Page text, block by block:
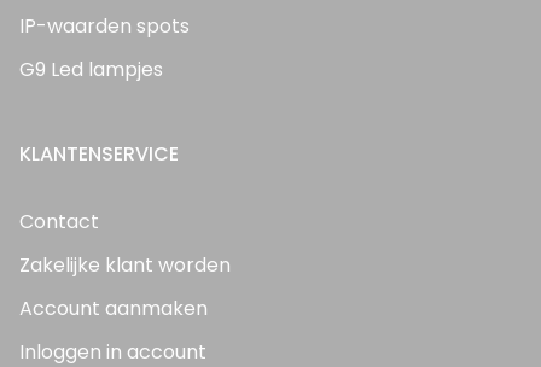
IP-waarden spots
G9 Led lampjes
KLANTENSERVICE
Contact
Zakelijke klant worden
Account aanmaken
Inloggen in account